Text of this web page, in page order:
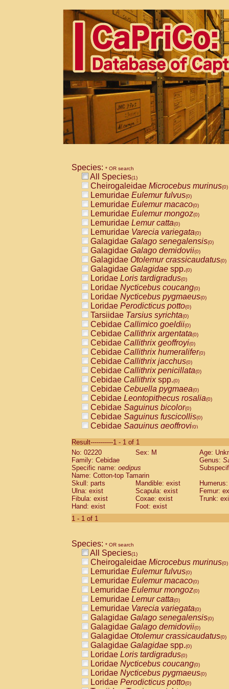
Species: * OR search
All Species(1)
Cheirogaleidae Microcebus murinus(0)
Lemuridae Eulemur fulvus(0)
Lemuridae Eulemur macaco(0)
Lemuridae Eulemur mongoz(0)
Lemuridae Lemur catta(0)
Lemuridae Varecia variegata(0)
Galagidae Galago senegalensis(0)
Galagidae Galago demidovii(0)
Galagidae Otolemur crassicaudatus(0)
Galagidae Galagidae spp.(0)
Loridae Loris tardigradus(0)
Loridae Nycticebus coucang(0)
Loridae Nycticebus pygmaeus(0)
Loridae Perodicticus potto(0)
Tarsiidae Tarsius syrichta(0)
Cebidae Callimico goeldii(0)
Cebidae Callithrix argentata(0)
Cebidae Callithrix geoffroyi(0)
Cebidae Callithrix humeralifer(0)
Cebidae Callithrix jacchus(0)
Cebidae Callithrix penicillata(0)
Cebidae Callithrixspp.(0)
Cebidae Cebuella pygmaea(0)
Cebidae Leontopithecus rosalia(0)
Cebidae Saguinus bicolor(0)
Cebidae Saguinus fuscicollis(0)
Cebidae Saguinus geoffroyi(0)
CebidaeSaguinus labiatus(0)
Cebidae Saguinus leucopus (0)
Cebidae
CebidaeSaguinus mystax
Cebidae Saguinus nigricollis (0)
Cebidae Saguinus oedipus
Cebidae Saguinus weddelli
Cebidae Saguinusspp.
Cebidae
CebidaeCebus capucinus
CebidaeCebus nigrivittatus
CebidaeCebus spp.(0)
CebidaeSaimiri boliviensis(0)
CebidaeSaimiri sciureus(0)
AtelidaeAlouatta caraya(0)
AtelidaeAlouatta fusca(0)
AtelidaeAlouatta seniculus(0)
AtelidaeAlouattaspp.(0)
AtelidaeAteles belzebuth(0)
AtelidaeAteles geoffroyi(0)
AtelidaeAteles paniscus(0)
AtelidaeAtelesspp.(0)
AtelidaeLagothrix lagothricha(0)
AtelidaeLagothrix lagothricha cana
PitheciidaeCacajao calvus
Result-----------1 - 1 of 1
No: 02220
Sex: M
Age:
Family: Cebidae
Genus:
Specific name: oedipus
Name: Cotton-top Tamarin
Skull: parts
Mandible: exist
Ulna: exist
Scapula: exist
Femur:
Fibula: exist
Coxae: exist
Trunk:
Hand: exist
Foot: exist
1 - 1 of 1
Species: * OR search
All Species(1)
Cheirogaleidae Microcebus murinus(0)
Lemuridae Eulemur fulvus(0)
Lemuridae Eulemur macaco(0)
Lemuridae Eulemur mongoz(0)
Lemuridae Lemur catta(0)
Lemuridae Varecia variegata(0)
Galagidae Galago senegalensis(0)
Galagidae Galago demidovii(0)
Galagidae Otolemur crassicaudatus(0)
Galagidae Galagidae spp.(0)
Loridae Loris tardigradus(0)
Loridae Nycticebus coucang(0)
Loridae Nycticebus pygmaeus(0)
Loridae Perodicticus potto(0)